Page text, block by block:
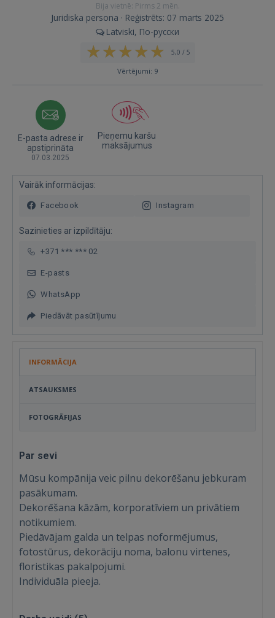
Ienākt
Bija vietnē: Pirms 2 mēn.
Juridiska persona · Reģistrēts: 07 marts 2025
Latviski, По-русски
5,0 / 5
Vērtējumi: 9
E-pasta adrese ir
apstiprināta
07.03.2025
Pieņemu karšu
maksājumus
Vairāk informācijas:
Facebook Instagram
Sazinieties ar izpildītāju:
+371 *** *** 02
E-pasts
WhatsApp
Piedāvāt pasūtījumu
INFORMĀCIJA
ATSAUKSMES
FOTOGRĀFIJAS
Par sevi
Mūsu kompānija veic pilnu dekorēšanu jebkuram
pasākumam.
Dekorēšana kāzām, korporatīviem un privātiem
notikumiem.
Piedāvājam galda un telpas noformējumus,
fotostūrus, dekorāciju noma, balonu virtenes,
floristikas pakalpojumi.
Individuāla pieeja.